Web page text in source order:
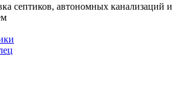
септиков, автономных канализаций и